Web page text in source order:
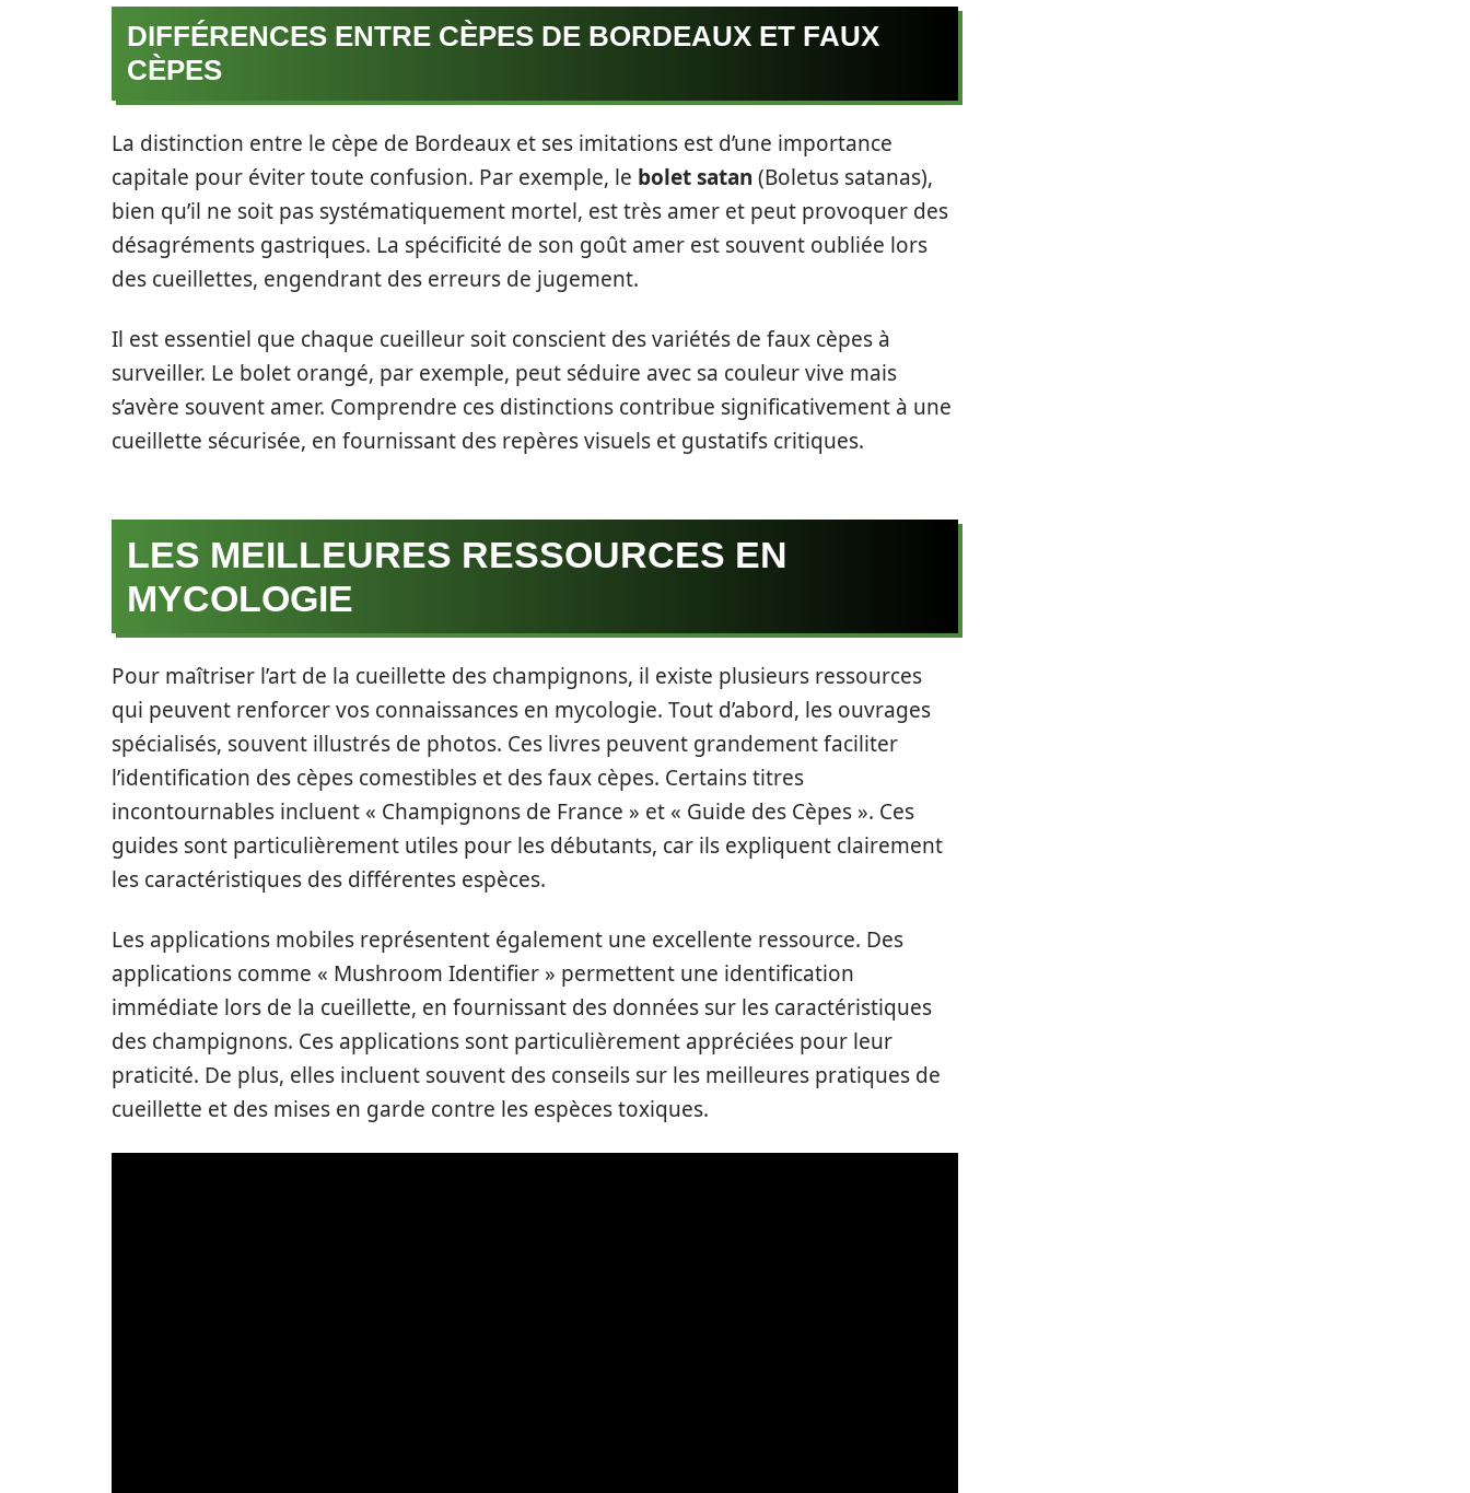
DIFFÉRENCES ENTRE CÈPES DE BORDEAUX ET FAUX
CÈPES
La distinction entre le cèpe de Bordeaux et ses imitations est d’une importance
capitale pour éviter toute confusion. Par exemple, le bolet satan (Boletus satanas),
bien qu’il ne soit pas systématiquement mortel, est très amer et peut provoquer des
désagréments gastriques. La spécificité de son goût amer est souvent oubliée lors
des cueillettes, engendrant des erreurs de jugement.
Il est essentiel que chaque cueilleur soit conscient des variétés de faux cèpes à
surveiller. Le bolet orangé, par exemple, peut séduire avec sa couleur vive mais
s’avère souvent amer. Comprendre ces distinctions contribue significativement à une
cueillette sécurisée, en fournissant des repères visuels et gustatifs critiques.
LES MEILLEURES RESSOURCES EN
MYCOLOGIE
Pour maîtriser l’art de la cueillette des champignons, il existe plusieurs ressources
qui peuvent renforcer vos connaissances en mycologie. Tout d’abord, les ouvrages
spécialisés, souvent illustrés de photos. Ces livres peuvent grandement faciliter
l’identification des cèpes comestibles et des faux cèpes. Certains titres
incontournables incluent « Champignons de France » et « Guide des Cèpes ». Ces
guides sont particulièrement utiles pour les débutants, car ils expliquent clairement
les caractéristiques des différentes espèces.
Les applications mobiles représentent également une excellente ressource. Des
applications comme « Mushroom Identifier » permettent une identification
immédiate lors de la cueillette, en fournissant des données sur les caractéristiques
des champignons. Ces applications sont particulièrement appréciées pour leur
praticité. De plus, elles incluent souvent des conseils sur les meilleures pratiques de
cueillette et des mises en garde contre les espèces toxiques.